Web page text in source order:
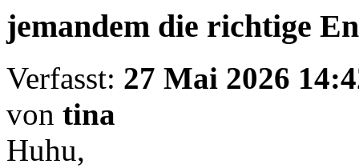
jemandem die richtige
Verfasst: 27 Mai 2026
von tina
Huhu,